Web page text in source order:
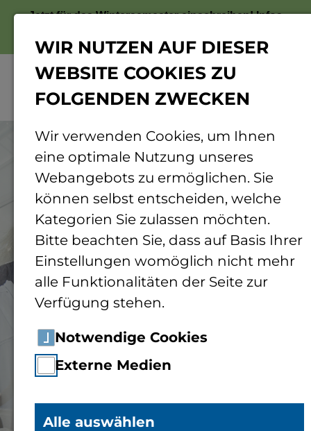
Jetzt für das Wintersemester einschreiben!Infos
© Carsten Costard | TH Bingen
WIR NUTZEN AUF DIESER
WEBSITE COOKIES ZU
FOLGENDEN ZWECKEN
Wir verwenden Cookies, um Ihnen
eine optimale Nutzung unseres
Webangebots zu ermöglichen. Sie
können selbst entscheiden, welche
Kategorien Sie zulassen möchten.
Bitte beachten Sie, dass auf Basis Ihrer
Einstellungen womöglich nicht mehr
alle Funktionalitäten der Seite zur
Verfügung stehen.
Notwendige Cookies
Externe Medien
Alle auswählen